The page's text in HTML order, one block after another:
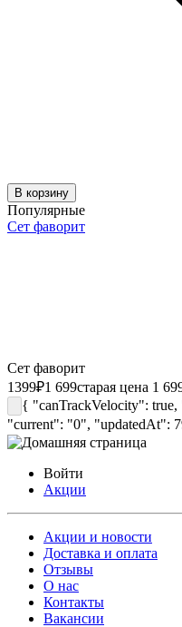
В корзину
Популярные
Сет фаворит
Сет фаворит
1399₽1 699старая цена 1
{ "canTrackVelocity":
"current": "0", "updatedAt":
Войти
Акции
Акции и новости
Доставка и оплата
Отзывы
О нас
Контакты
Вакансии